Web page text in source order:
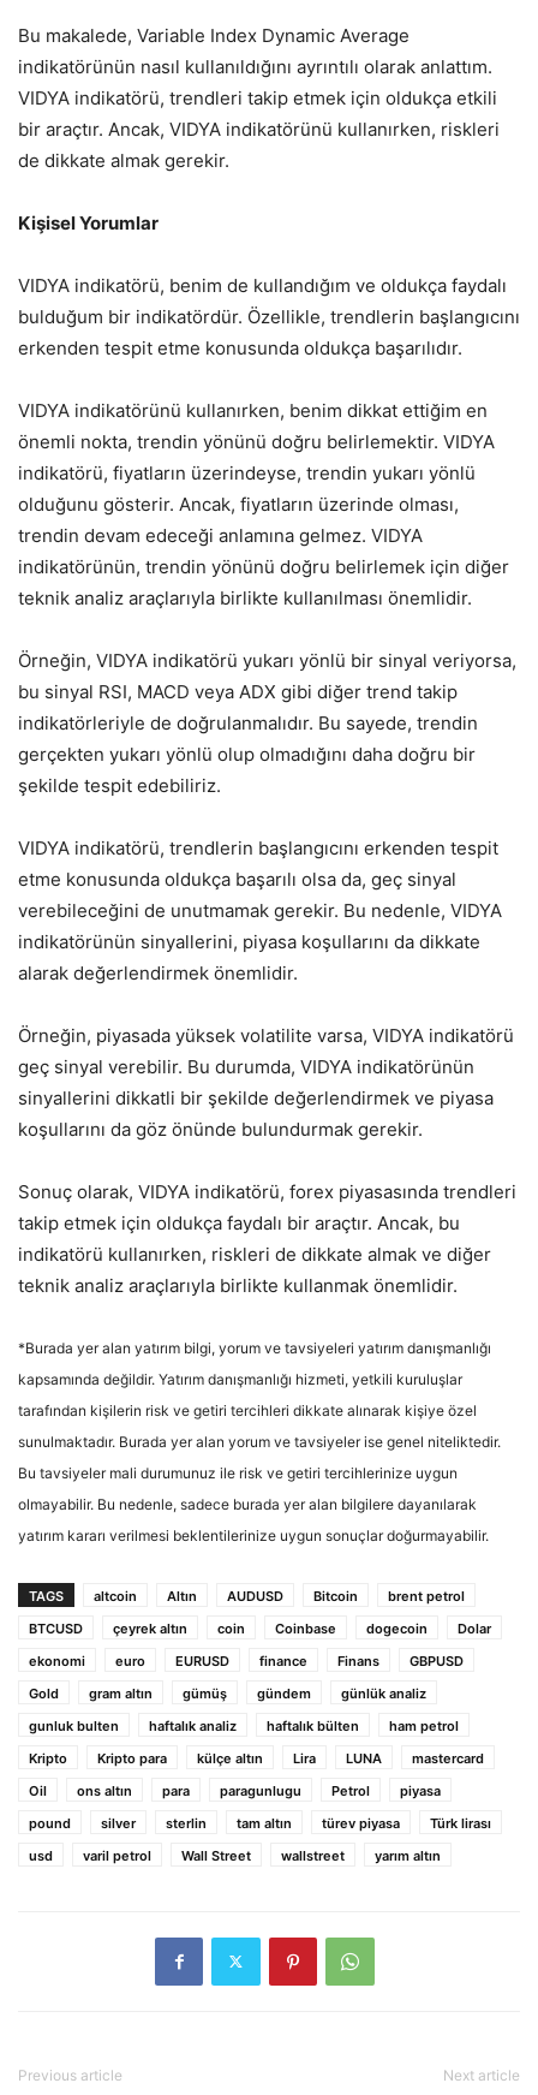
Bu makalede, Variable Index Dynamic Average
indikatörünün nasıl kullanıldığını ayrıntılı olarak anlattım.
VIDYA indikatörü, trendleri takip etmek için oldukça etkili
bir araçtır. Ancak, VIDYA indikatörünü kullanırken, riskleri
de dikkate almak gerekir.
Kişisel Yorumlar
VIDYA indikatörü, benim de kullandığım ve oldukça faydalı
bulduğum bir indikatördür. Özellikle, trendlerin başlangıcını
erkenden tespit etme konusunda oldukça başarılıdır.
VIDYA indikatörünü kullanırken, benim dikkat ettiğim en
önemli nokta, trendin yönünü doğru belirlemektir. VIDYA
indikatörü, fiyatların üzerindeyse, trendin yukarı yönlü
olduğunu gösterir. Ancak, fiyatların üzerinde olması,
trendin devam edeceği anlamına gelmez. VIDYA
indikatörünün, trendin yönünü doğru belirlemek için diğer
teknik analiz araçlarıyla birlikte kullanılması önemlidir.
Örneğin, VIDYA indikatörü yukarı yönlü bir sinyal veriyorsa,
bu sinyal RSI, MACD veya ADX gibi diğer trend takip
indikatörleriyle de doğrulanmalıdır. Bu sayede, trendin
gerçekten yukarı yönlü olup olmadığını daha doğru bir
şekilde tespit edebiliriz.
VIDYA indikatörü, trendlerin başlangıcını erkenden tespit
etme konusunda oldukça başarılı olsa da, geç sinyal
verebileceğini de unutmamak gerekir. Bu nedenle, VIDYA
indikatörünün sinyallerini, piyasa koşullarını da dikkate
alarak değerlendirmek önemlidir.
Örneğin, piyasada yüksek volatilite varsa, VIDYA indikatörü
geç sinyal verebilir. Bu durumda, VIDYA indikatörünün
sinyallerini dikkatli bir şekilde değerlendirmek ve piyasa
koşullarını da göz önünde bulundurmak gerekir.
Sonuç olarak, VIDYA indikatörü, forex piyasasında trendleri
takip etmek için oldukça faydalı bir araçtır. Ancak, bu
indikatörü kullanırken, riskleri de dikkate almak ve diğer
teknik analiz araçlarıyla birlikte kullanmak önemlidir.
*Burada yer alan yatırım bilgi, yorum ve tavsiyeleri yatırım danışmanlığı
kapsamında değildir. Yatırım danışmanlığı hizmeti, yetkili kuruluşlar
tarafından kişilerin risk ve getiri tercihleri dikkate alınarak kişiye özel
sunulmaktadır. Burada yer alan yorum ve tavsiyeler ise genel niteliktedir.
Bu tavsiyeler mali durumunuz ile risk ve getiri tercihlerinize uygun
olmayabilir. Bu nedenle, sadece burada yer alan bilgilere dayanılarak
yatırım kararı verilmesi beklentilerinize uygun sonuçlar doğurmayabilir.
TAGS altcoin Altın AUDUSD Bitcoin
brent petrol
BTCUSD
çeyrek altın coin Coinbase dogecoin
Dolar
ekonomi
euro EURUSD finance Finans
GBPUSD
Gold
gram altın gümüş gündem
günlük analiz
gunluk bulten
haftalık analiz haftalık bülten
ham petrol
Kripto
Kripto para külçe altın Lira LUNA
mastercard
Oil
ons altın para paragunlugu Petrol
piyasa
pound
silver sterlin tam altın türev piyasa
Türk lirası
usd
varil petrol Wall Street wallstreet yarım altın
Previous article Next article